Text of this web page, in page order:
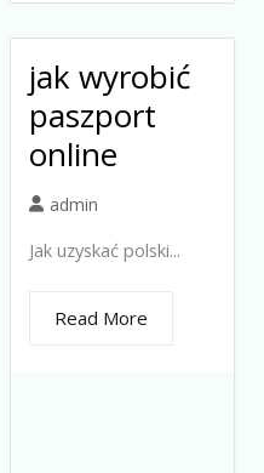
jak wyrobić
paszport
online
admin
Jak uzyskać polski...
Read More